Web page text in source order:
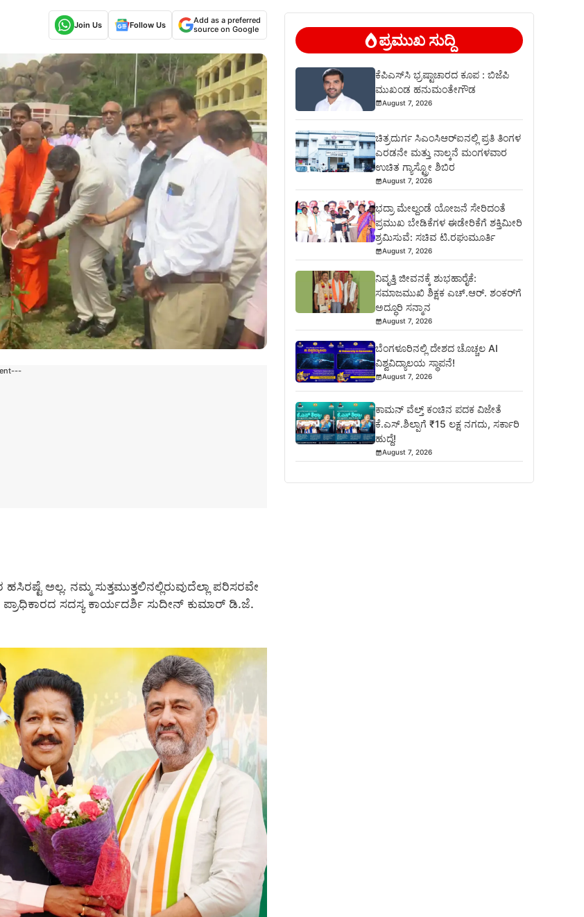
Join Us Follow Us
Add as a preferred
source on Google
ಅಲ್ಲ. ನಮ್ಮ ಸುತ್ತಮುತ್ತಲಿನಲ್ಲಿರುವುದೆಲ್ಲಾ ಪರಿಸರವೇ
ಸದಸ್ಯ ಕಾರ್ಯದರ್ಶಿ ಸುದೀನ್ ಕುಮಾರ್ ಡಿ.ಜೆ.
ಪ್ರಮುಖ ಸುದ್ದಿ
ಕೆಪಿಎಸ್‍ಸಿ ಭ್ರಷ್ಟಾಚಾರದ ಕೂಪ : ಬಿಜೆಪಿ
ಮುಖಂಡ ಹನುಮಂತೇಗೌಡ
August 7, 2026
ಚಿತ್ರದುರ್ಗ ಸಿಎಂಸಿಆರ್‍ಐನಲ್ಲಿ ಪ್ರತಿ ತಿಂಗಳ
ಎರಡನೇ ಮತ್ತು ನಾಲ್ಕನೆ ಮಂಗಳವಾರ
ಉಚಿತ ಗ್ಯಾಸ್ಟ್ರೋ ಶಿಬಿರ
August 7, 2026
ಭದ್ರಾ ಮೇಲ್ದಂಡೆ ಯೋಜನೆ ಸೇರಿದಂತೆ
ಪ್ರಮುಖ ಬೇಡಿಕೆಗಳ ಈಡೇರಿಕೆಗೆ ಶಕ್ತಿಮೀರಿ
ಶ್ರಮಿಸುವೆ: ಸಚಿವ ಟಿ.ರಘುಮೂರ್ತಿ
August 7, 2026
ನಿವೃತ್ತಿ ಜೀವನಕ್ಕೆ ಶುಭಹಾರೈಕೆ:
ಸಮಾಜಮುಖಿ ಶಿಕ್ಷಕ ಎಚ್.ಆರ್. ಶಂಕರ್‌ಗೆ
ಅದ್ಧೂರಿ ಸನ್ಮಾನ
August 7, 2026
ಬೆಂಗಳೂರಿನಲ್ಲಿ ದೇಶದ ಚೊಚ್ಚಲ AI
ವಿಶ್ವವಿದ್ಯಾಲಯ ಸ್ಥಾಪನೆ!
August 7, 2026
ಕಾಮನ್ ವೆಲ್ತ್ ಕಂಚಿನ ಪದಕ ವಿಜೇತೆ
ಕೆ.ಎಸ್.ಶಿಲ್ಪಾಗೆ ₹15 ಲಕ್ಷ ನಗದು, ಸರ್ಕಾರಿ
ಹುದ್ದೆ!
August 7, 2026